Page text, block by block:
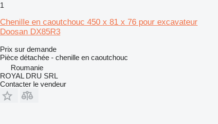
1
Chenille en caoutchouc 450 x 81 x 76 pour excavateur
Doosan DX85R3
Prix sur demande
Pièce détachée - chenille en caoutchouc
Roumanie
ROYAL DRU SRL
Contacter le vendeur